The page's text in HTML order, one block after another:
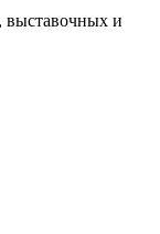
выставочных и